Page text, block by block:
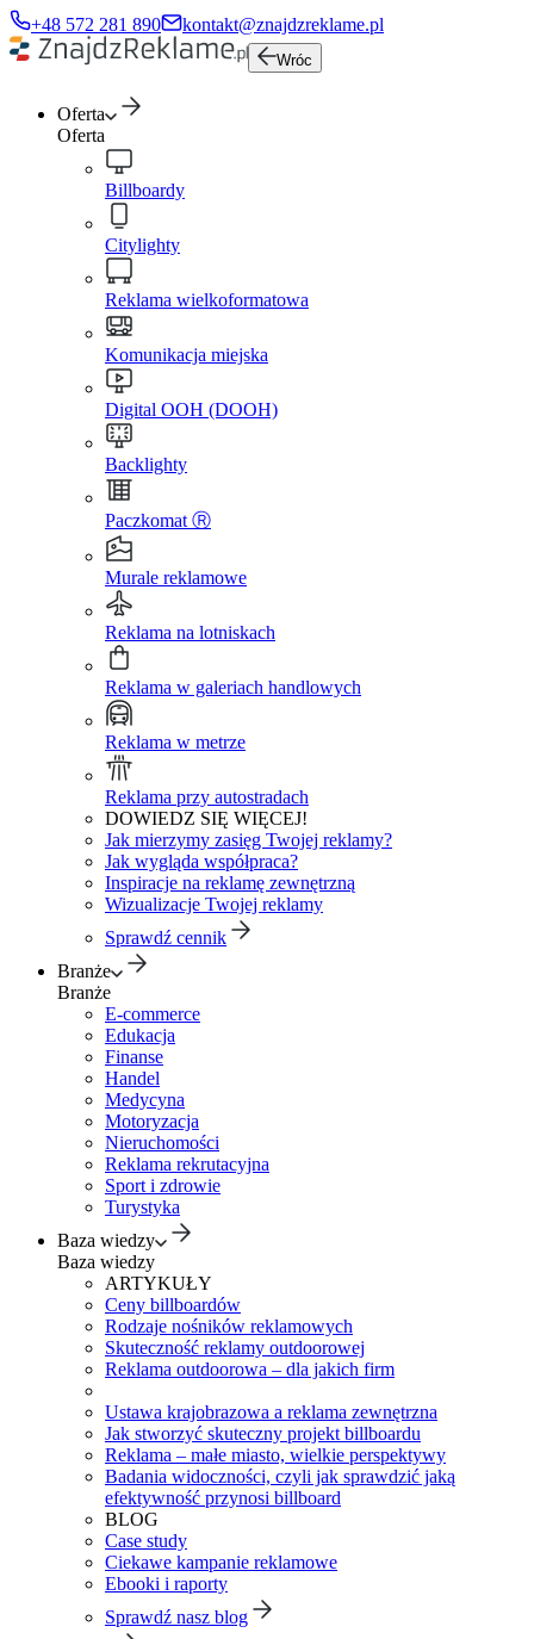
+48 572 281 890 kontakt@znajdzreklame.pl
Wróc
Oferta
Oferta
Billboardy
Citylighty
Reklama wielkoformatowa
Komunikacja miejska
Digital OOH (DOOH)
Backlighty
Paczkomat Ⓡ
Murale reklamowe
Reklama na lotniskach
Reklama w galeriach handlowych
Reklama w metrze
Reklama przy autostradach
DOWIEDZ SIĘ WIĘCEJ!
Jak mierzymy zasięg Twojej reklamy?
Jak wygląda współpraca?
Inspiracje na reklamę zewnętrzną
Wizualizacje Twojej reklamy
Sprawdź cennik
Branże
Branże
E-commerce
Edukacja
Finanse
Handel
Medycyna
Motoryzacja
Nieruchomości
Reklama rekrutacyjna
Sport i zdrowie
Turystyka
Baza wiedzy
Baza wiedzy
ARTYKUŁY
Ceny billboardów
Rodzaje nośników reklamowych
Skuteczność reklamy outdoorowej
Reklama outdoorowa – dla jakich firm
Ustawa krajobrazowa a reklama zewnętrzna
Jak stworzyć skuteczny projekt billboardu
Reklama – małe miasto, wielkie perspektywy
Badania widoczności, czyli jak sprawdzić jaką
efektywność przynosi billboard
BLOG
Case study
Ciekawe kampanie reklamowe
Ebooki i raporty
Sprawdź nasz blog